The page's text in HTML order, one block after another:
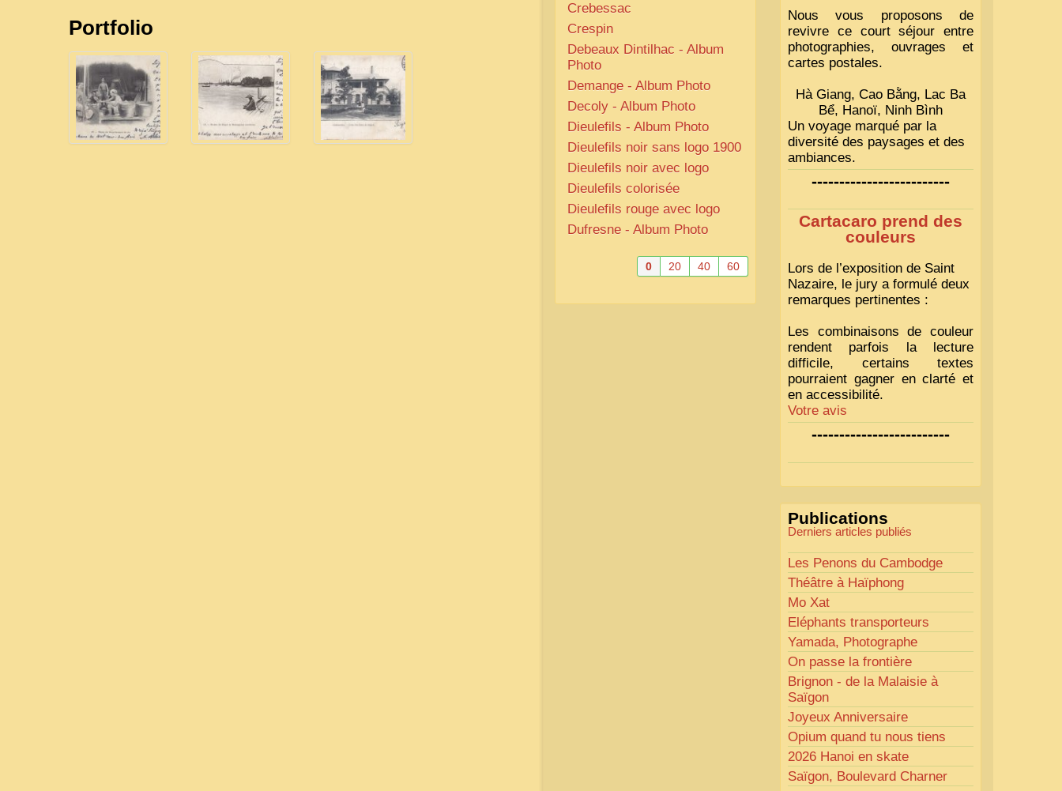
Portfolio
Crebessac
Crespin
Debeaux Dintilhac - Album
Photo
Demange - Album Photo
Decoly - Album Photo
Dieulefils - Album Photo
Dieulefils noir sans logo 1900
Dieulefils noir avec logo
Dieulefils colorisée
Dieulefils rouge avec logo
Dufresne - Album Photo
0 20 40 60
Nous vous proposons de
revivre ce court séjour entre
photographies, ouvrages et
cartes postales.
Hà Giang, Cao Bằng, Lac Ba
Bể, Hanoï, Ninh Bình
Un voyage marqué par la
diversité des paysages et des
ambiances.
-------------------------
Cartacaro prend des
couleurs
Lors de l’exposition de Saint
Nazaire, le jury a formulé deux
remarques pertinentes :
Les combinaisons de couleur
rendent parfois la lecture
difficile, certains textes
pourraient gagner en clarté et
en accessibilité.
Votre avis
Actions mises en place :
couleurs pour améliorer la
lisibilité. Votre avis nous
intéresse !
Pour les textes, nous allons les
retravailler afin de les rendre
plus fluides et précis.
« Comme tout bon
collectionneur le sait, la
perfection est un idéal… mais
nous y travaillons ! »
-------------------------
Publications
Derniers articles publiés
Les Penons du Cambodge
Théâtre à Haïphong
Mo Xat
Eléphants transporteurs
Yamada, Photographe
On passe la frontière
Brignon - de la Malaisie à
Saïgon
Joyeux Anniversaire
Opium quand tu nous tiens
2026 Hanoi en skate
Saïgon, Boulevard Charner